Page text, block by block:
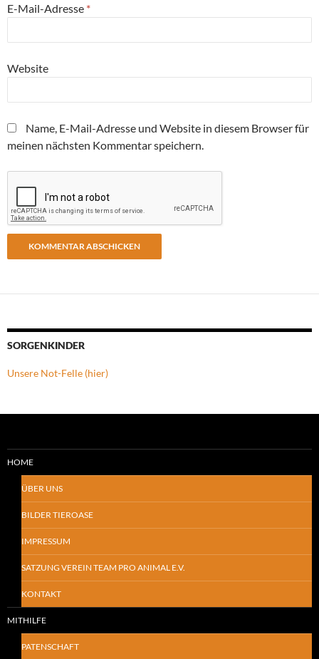
E-Mail-Adresse *
Website
Name, E-Mail-Adresse und Website in diesem Browser für
meinen nächsten Kommentar speichern.
SORGENKINDER
Unsere Not-Felle (hier)
HOME
ÜBER UNS
BILDER TIEROASE
IMPRESSUM
SATZUNG VEREIN TEAM PRO ANIMAL E.V.
KONTAKT
MITHILFE
PATENSCHAFT